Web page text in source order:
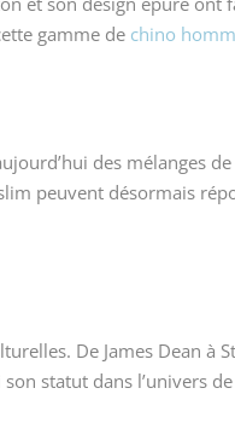
gamme de chino
des mélanges
peuvent désormais
De James Dean à
statut dans l’univers